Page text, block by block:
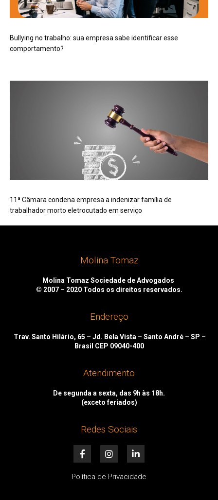
Bullying no trabalho: sua empresa sabe identificar esse
comportamento?
11ª Câmara condena empresa a indenizar família de
trabalhador morto eletrocutado em serviço
Molina Tomaz
Molina Tomaz Sociedade de Advogados
© 2007 – 2020 Todos os direitos reservados.
Endereço
Trav. Santo Hilário, 65 – Jd. Bela Vista – Santo André – SP –
Brasil CEP 09040-400
Atendimento
De segunda a sexta, das 9h às 18h.
(exceto feriados)
Redes Sociais
F
a
e
I
n
t
i
k
Política de Privacidade